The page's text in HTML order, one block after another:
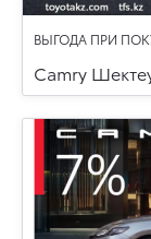
ВЫГОДА ПРИ
Camry